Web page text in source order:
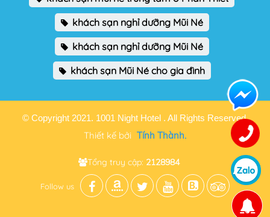
khách sạn nghỉ dưỡng Mũi Né
khách sạn nghỉ dưỡng Mũi Né
khách sạn Mũi Né cho gia đình
© Copyright 2021. 1001 Night Hotel . All Rights Reserved.
Thiết kế bởi Tính Thành.
Tổng truy cập: 2128984
Follow us